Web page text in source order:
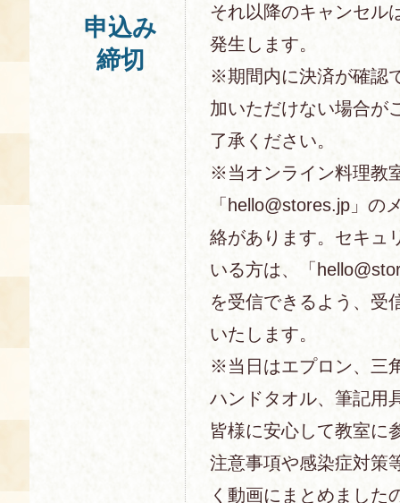
申込み
締切
それ以降のキャンセル
発生します。
※期間内に決済が確認
加いただけない場合が
了承ください。
※当オンライン料理教
「hello@stores.jp」の
絡があります。セキュ
いる方は、「
を受信できるよう、受
いたします。
※当日はエプロン、三
ハンドタオル、筆記用
皆様に安心して教室に
注意事項や感染症対策
く動画にまとめました